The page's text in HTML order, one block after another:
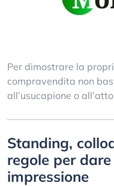
Per dimostrare la
compravendita non
all’usucapione o
Standing,
regole per
impressione